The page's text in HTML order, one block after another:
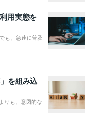
用実態を
も、急速に普及
を組み込
りも、意図的な